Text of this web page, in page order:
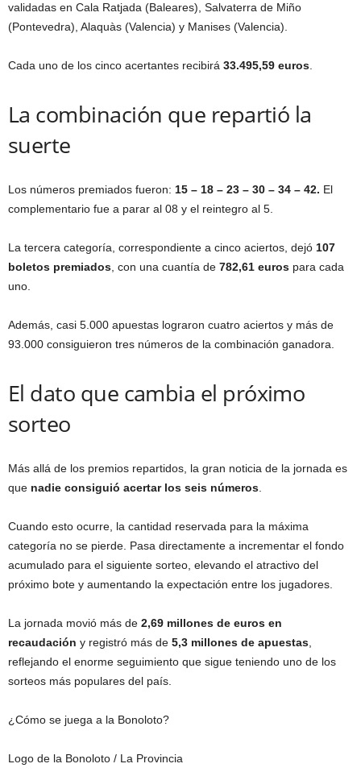
validadas en Cala Ratjada (Baleares), Salvaterra de Miño
(Pontevedra), Alaquàs (Valencia) y Manises (Valencia).
Cada uno de los cinco acertantes recibirá 33.495,59 euros
La combinación que repartió la
suerte
Los números premiados fueron: 15 – 18 – 23 – 30 – 34 – 42. El
complementario fue a parar al 08 y el reintegro al 5.
La tercera categoría, correspondiente a cinco aciertos, dejó 107
boletos premiados , con una cuantía de 782,61 euros para cada
uno.
Además, casi 5.000 apuestas lograron cuatro aciertos y más de
93.000 consiguieron tres números de la combinación ganadora.
El dato que cambia el próximo
sorteo
Más allá de los premios repartidos, la gran noticia de la jornada es
que nadie consiguió acertar los seis números
Cuando esto ocurre, la cantidad reservada para la máxima
categoría no se pierde. Pasa directamente a incrementar el fondo
acumulado para el siguiente sorteo, elevando el atractivo del
próximo bote y aumentando la expectación entre los jugadores.
La jornada movió más de 2,69 millones de euros en
recaudación y registró más de 5,3 millones de apuestas
reflejando el enorme seguimiento que sigue teniendo uno de los
sorteos más populares del país.
¿Cómo se juega a la Bonoloto?
Logo de la Bonoloto / La Provincia